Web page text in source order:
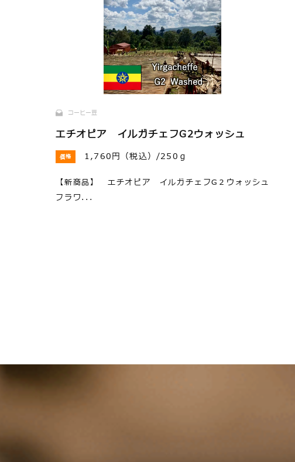
コーヒー豆
エチオピア イルガチェフG2ウォッシュ
価格 1,760円（税込）/250ｇ
【新商品】 エチオピア イルガチェフG２ウォッシュ
フラワ...